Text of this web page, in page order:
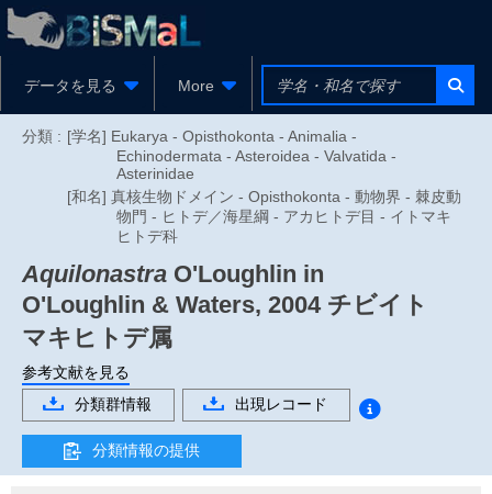
データを見る More
分類 : [学名] Eukarya - Opisthokonta - Animalia -
Echinodermata - Asteroidea - Valvatida -
Asterinidae
[和名] 真核生物ドメイン - Opisthokonta - 動物界 - 棘皮動
物門 - ヒトデ／海星綱 - アカヒトデ目 - イトマキ
ヒトデ科
Aquilonastra O'Loughlin in
O'Loughlin & Waters, 2004 チビイト
マキヒトデ属
参考文献を見る
分類群情報
出現レコード
分類情報の提供